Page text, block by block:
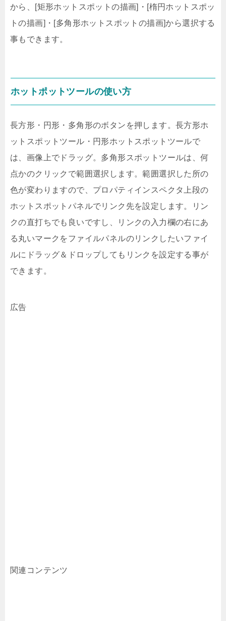
から、[矩形ホットスポットの描画]・[楕円ホットスポッ
トの描画]・[多角形ホットスポットの描画]から選択する
事もできます。
ホットポットツールの使い方
長方形・円形・多角形のボタンを押します。長方形ホ
ットスポットツール・円形ホットスポットツールで
は、画像上でドラッグ。多角形スポットツールは、何
点かのクリックで範囲選択します。範囲選択した所の
色が変わりますので、プロパティインスペクタ上段の
ホットスポットパネルでリンク先を設定します。リン
クの直打ちでも良いですし、リンクの入力欄の右にあ
る丸いマークをファイルパネルのリンクしたいファイ
ルにドラッグ＆ドロップしてもリンクを設定する事が
できます。
広告
関連コンテンツ